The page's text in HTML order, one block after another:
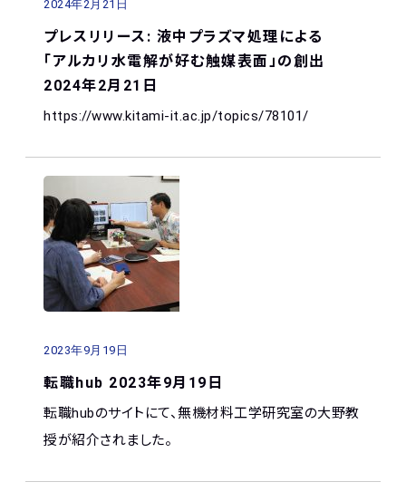
2024年2月21日
プレスリリース: 液中プラズマ処理による
「アルカリ水電解が好む触媒表面」の創出
2024年2月21日
https://www.kitami-it.ac.jp/topics/78101/
2023年9月19日
転職hub 2023年9月19日
転職hubのサイトにて、無機材料工学研究室の大野教
授が紹介されました。